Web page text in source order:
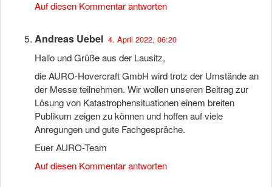
Auf diesen Kommentar antworten
Andreas Uebel 4. April 2022, 06:20
Hallo und Grüße aus der Lausitz,
die AURO-Hovercraft GmbH wird trotz der Umstände an
der Messe teilnehmen. Wir wollen unseren Beitrag zur
Lösung von Katastrophensituationen einem breiten
Publikum zeigen zu können und hoffen auf viele
Anregungen und gute Fachgespräche.
Euer AURO-Team
Auf diesen Kommentar antworten